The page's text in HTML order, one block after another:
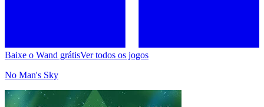
Baixe o Wand grátisVer todos os jogos
No Man's Sky